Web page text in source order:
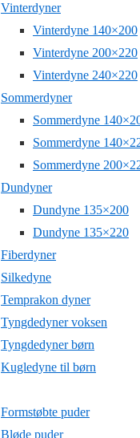
Vinterdyner
Vinterdyne 140×200
Vinterdyne 200×220
Vinterdyne 240×220
Sommerdyner
Sommerdyne
Sommerdyne
Sommerdyne
Dundyner
Dundyne 135×200
Dundyne 135×220
Fiberdyner
Silkedyne
Temprakon dyner
Tyngdedyner voksen
Tyngdedyner børn
Kugledyne til børn
Formstøbte puder
Bløde puder